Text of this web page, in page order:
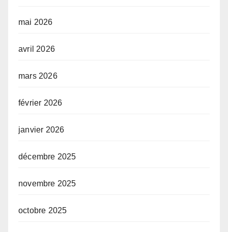
mai 2026
avril 2026
mars 2026
février 2026
janvier 2026
décembre 2025
novembre 2025
octobre 2025